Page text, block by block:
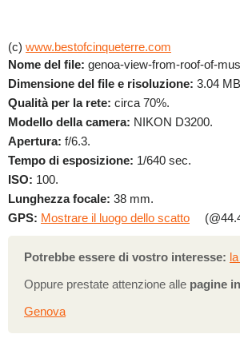
(c) www.bestofcinqueterre.com
Nome del file: genoa-view-from-roof-of-
Dimensione del file e risoluzione: 3.04
Qualità per la rete: circa 70%.
Modello della camera: NIKON D3200.
Apertura: f/6.3.
Tempo di esposizione: 1/640 sec.
ISO: 100.
Lunghezza focale: 38 mm.
GPS: Mostrare il luogo dello scatto
Potrebbe essere di vostro interesse:
Oppure prestate attenzione alle pagine
Genova